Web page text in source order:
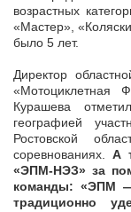
возрастных
«Мастер»,
было 5 лет.
Директор
«Мотоциклетная
Курашева
географией
Ростовской
соревнованиях. А
«ЭПМ-НЭЗ» за
команды: «ЭПМ —
традиционно